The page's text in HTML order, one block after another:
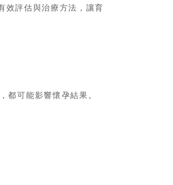
效評估與治療方法，讓育
可能影響懷孕結果。